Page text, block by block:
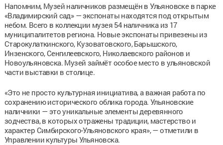
Напомним, Музей наличников размещён в Ульяновске в парке
«Владимирский сад» — экспонаты находятся под открытым
небом. Всего в коллекции музея 54 наличника из 17
муниципалитетов региона. Новые экспонаты привезены из
Старокулаткинского, Кузоватовского, Барышского,
Инзенского, Сенгилеевского, Николаевского районов и
Новоульяновска. Музей займёт особое место в ульяновской
части выставки в столице.
«Это не просто культурная инициатива, а важная работа по
сохранению исторического облика города. Ульяновские
наличники — это уникальные элементы деревянного
зодчества, в которых отражены традиции, мастерство и
характер Симбирского-Ульяновского края», — отметили в
Управлении культуры Ульяновска.